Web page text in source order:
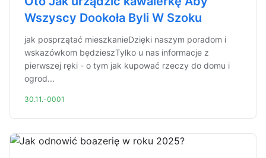
Wszyscy Dookoła Byli W Szoku
jak posprzątać mieszkanieDzięki naszym poradom i
wskazówkom będzieszTylko u nas informacje z
pierwszej ręki - o tym jak kupować rzeczy do domu i
ogrod...
30.11.-0001